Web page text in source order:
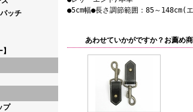
ッチ
プ
●5cm幅●長さ調節範囲：85～148cm(
あわせていかがですか？お薦め